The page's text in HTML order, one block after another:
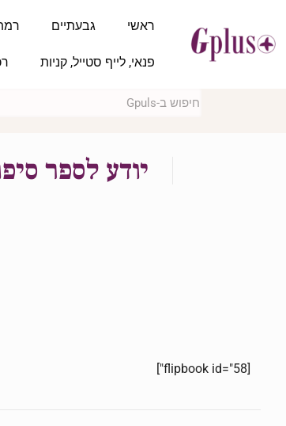
ראשי גבעתיים
פנאי, לייף סטייל, קניות
יודע לספר
[flipbook id="58"]